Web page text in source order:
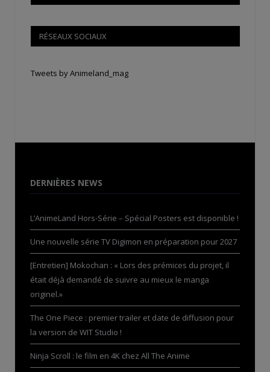
RÉSEAUX SOCIAUX
Tweets by Animeland_mag
DERNIÈRES NEWS
L’AnimeLand Hors-Série – Spécial Posters est disponible !
Une nouvelle série TV Digimon en préparation pour 2027
[Entretien] Mokochan : « Lors des prémices du projet, il
était déjà demandé de suivre au mieux le manga
originel.»
The One Piece : premier trailer et date de diffusion pour
la version de WIT Studio !
Ninja Scroll : le film en 4K chez All The Anime